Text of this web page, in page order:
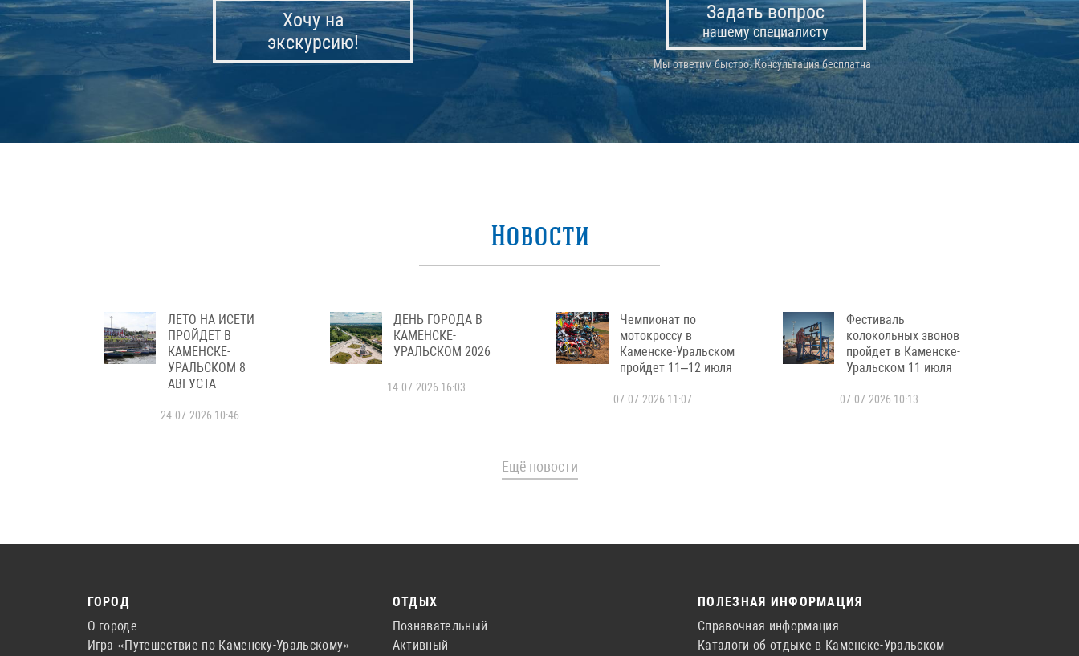
Хочу на
экскурсию!
Задать вопрос
нашему специалисту
Мы ответим быстро. Консультация бесплатна
Новости
ЛЕТО НА ИСЕТИ
ПРОЙДЕТ В
КАМЕНСКЕ-
УРАЛЬСКОМ 8
АВГУСТА
24.07.2026 10:46
ДЕНЬ ГОРОДА В
КАМЕНСКЕ-
УРАЛЬСКОМ 2026
14.07.2026 16:03
Чемпионат по
мотокроссу в
Каменске-Уральском
пройдет 11–12 июля
07.07.2026 11:07
Фестиваль
колокольных звонов
пройдет в Каменске-
Уральском 11 июля
07.07.2026 10:13
Ещё новости
ГОРОД
О городе
Игра «Путешествие по Каменску-Уральскому»
ОТДЫХ
Познавательный
Активный
ПОЛЕЗНАЯ ИНФОРМАЦИЯ
Справочная информация
Каталоги об отдыхе в Каменске-Уральском